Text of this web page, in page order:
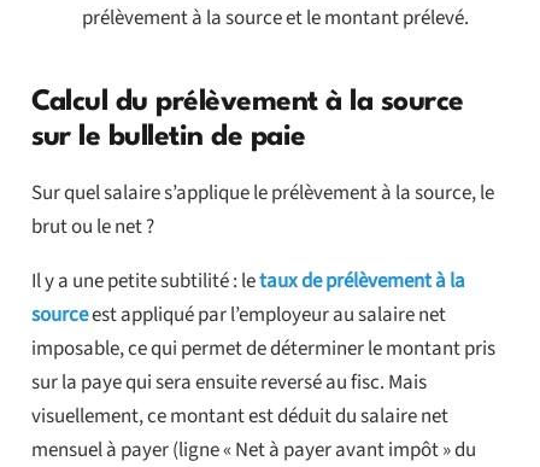
prélèvement à la source et le montant prélevé.
Calcul du prélèvement à la source
sur le bulletin de paie
Sur quel salaire s’applique le prélèvement à la source, le
brut ou le net ?
Il y a une petite subtilité : letaux de prélèvement à la
sourceest appliqué par l’employeur au salaire net
imposable, ce qui permet de déterminer le montant pris
sur la paye qui sera ensuite reversé au fisc. Mais
visuellement, ce montant est déduit du salaire net
mensuel à payer (ligne « Net à payer avant impôt » du